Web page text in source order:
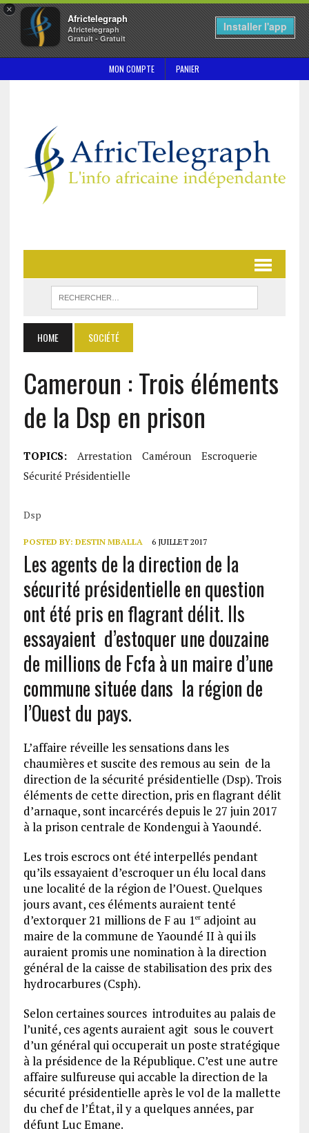
×
Africtelegraph
Africtelegraph
Gratuit - Gratuit
Installer l'app
MON COMPTE PANIER
HOME SOCIÉTÉ
Cameroun : Trois éléments
de la Dsp en prison
TOPICS: Arrestation Caméroun
Escroquerie
Sécurité Présidentielle
Dsp
POSTED BY: DESTIN MBALLA 6 JUILLET 2017
Les agents de la direction de la
sécurité présidentielle en question
ont été pris en flagrant délit. Ils
essayaient d’estoquer une douzaine
de millions de Fcfa à un maire d’une
commune située dans la région de
l’Ouest du pays.
L’affaire réveille les sensations dans les
chaumières et suscite des remous au sein de la
direction de la sécurité présidentielle (Dsp). Trois
éléments de cette direction, pris en flagrant délit
d’arnaque, sont incarcérés depuis le 27 juin 2017
à la prison centrale de Kondengui à Yaoundé.
Les trois escrocs ont été interpellés pendant
qu’ils essayaient d’escroquer un élu local dans
une localité de la région de l’Ouest. Quelques
jours avant, ces éléments auraient tenté
d’extorquer 21 millions de F au 1eradjoint au
maire de la commune de Yaoundé II à qui ils
auraient promis une nomination à la direction
général de la caisse de stabilisation des prix des
hydrocarbures (Csph).
Selon certaines sources introduites au palais de
l’unité, ces agents auraient agit sous le couvert
d’un général qui occuperait un poste stratégique
à la présidence de la République. C’est une autre
affaire sulfureuse qui accable la direction de la
sécurité présidentielle après le vol de la mallette
du chef de l’État, il y a quelques années, par
défunt Luc Emane.